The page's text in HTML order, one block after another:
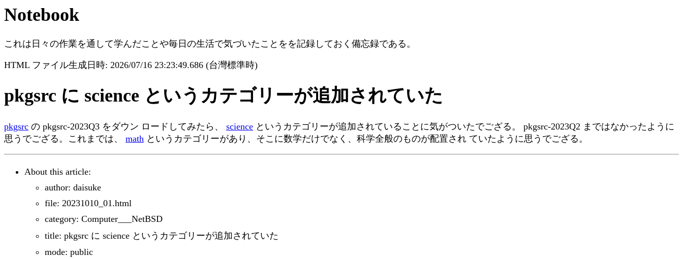
Notebook
これは日々の作業を通して学んだことや毎日の生活で気づいたことをを記録しておく備忘録である。
HTML ファイル生成日時: 2026/07/16 23:23:49.686 (台灣標準時)
pkgsrc に science というカテゴリーが追加されていた
pkgsrc の pkgsrc-2023Q3 をダウン ロードしてみたら、 science というカテゴリーが追加されていることに気がついたでござる。 pkgsrc-2023Q2 まではなかったように
思うでござる。これまでは、 math というカテゴリーがあり、そこに数学だけでなく、科学全般のものが配置され ていたように思うでござる。
About this article:
author: daisuke
file: 20231010_01.html
category: Computer___NetBSD
title: pkgsrc に science というカテゴリーが追加されていた
mode: public